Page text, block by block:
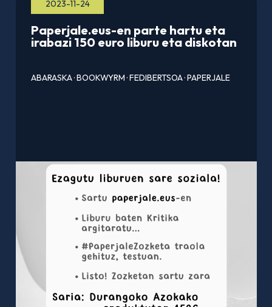
2023-11-24
Paperjale.eus-en parte hartu eta
irabazi 150 euro liburu eta diskotan
ABARASKA·BOOKWYRM·FEDIBERTSOA·PAPERJALE